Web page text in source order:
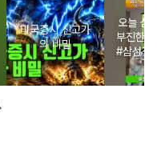
미국증시 신고가
의 비밀
오늘 삼
부진한
#삼성전
닉스 #